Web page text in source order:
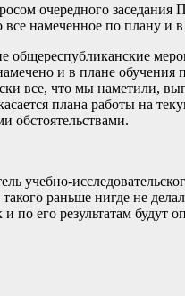
очередного
намеченное по плану и
и в плане
все, что мы наметили,
плана работы на
обстоятельствами.
учебно-
раньше нигде не
по его результатам будут